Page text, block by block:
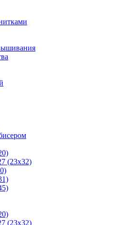
(23х32)
(23х32)